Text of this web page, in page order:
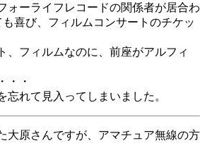
ォーライフレコードの関係者が居合わ
喜び、フィルムコンサートのチケッ
、フィルムなのに、前座がアルフィ
・・
忘れて見入ってしまいました。
大原さんですが、アマチュア無線の方